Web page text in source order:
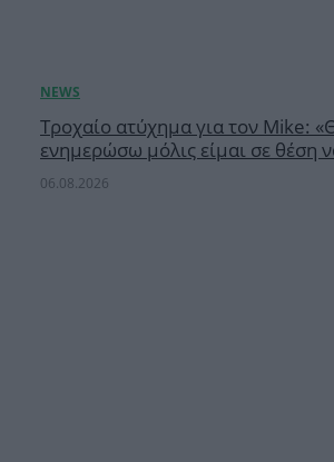
Τροχαίο ατύχημα για τον Mike:
ενημερώσω μόλις είμαι σε θέση
06.08.2026